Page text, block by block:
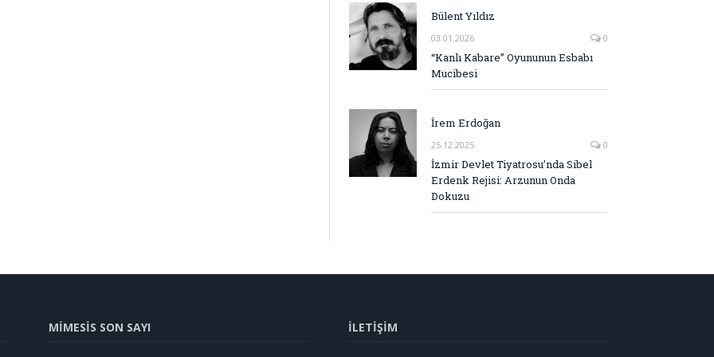
Bülent Yıldız
03.01.2026 0
“Kanlı Kabare” Oyununun Esbabı
Mucibesi
İrem Erdoğan
25.12.2025 0
İzmir Devlet Tiyatrosu’nda Sibel
Erdenk Rejisi: Arzunun Onda
Dokuzu
MİMESİS SON SAYI İLETİŞİM